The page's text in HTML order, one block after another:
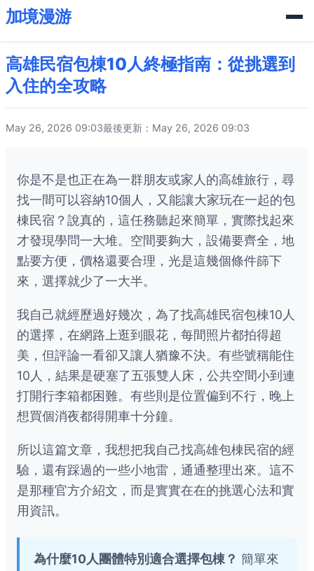
加境漫游
高雄民宿包棟10人終極指南：從挑選到
入住的全攻略
May 26, 2026 09:03最後更新：May 26, 2026 09:03
你是不是也正在為一群朋友或家人的高雄旅行，尋
找一間可以容納10個人，又能讓大家玩在一起的包
棟民宿？說真的，這任務聽起來簡單，實際找起來
才發現學問一大堆。空間要夠大，設備要齊全，地
點要方便，價格還要合理，光是這幾個條件篩下
來，選擇就少了一大半。
我自己就經歷過好幾次，為了找高雄民宿包棟10人
的選擇，在網路上逛到眼花，每間照片都拍得超
美，但評論一看卻又讓人猶豫不決。有些號稱能住
10人，結果是硬塞了五張雙人床，公共空間小到連
打開行李箱都困難。有些則是位置偏到不行，晚上
想買個消夜都得開車十分鐘。
所以這篇文章，我想把我自己找高雄包棟民宿的經
驗，還有踩過的一些小地雷，通通整理出來。這不
是那種官方介紹文，而是實實在在的挑選心法和實
用資訊。
為什麼10人團體特別適合選擇包棟？ 簡單來